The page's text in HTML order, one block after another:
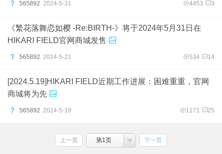
565892 2024-5-31 4453 3
《繁花落舞恋如樱 -Re:BIRTH-》将于2024年5月31日在
HIKARI FIELD官网商城发售
565892 2024-5-21 534 14
[2024.5.19]HIKARI FIELD近期工作进展：困难重重，官网
商城将为先
565892 2024-5-19 1171 25
上一页 第1页 下一页